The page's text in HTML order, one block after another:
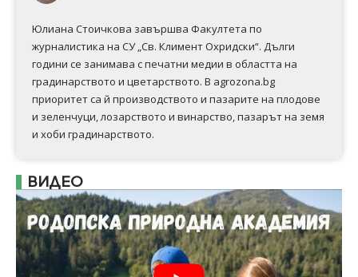
Юлиана Стоичкова завършва Факултета по
журналистика на СУ „Св. Климент Охридски“. Дълги
години се занимава с печатни медии в областта на
градинарството и цветарството. В agrozona.bg
приоритет са й производството и пазарите на плодове
и зеленчуци, лозарството и винарство, пазарът на земя
и хоби градинарството.
ВИДЕО